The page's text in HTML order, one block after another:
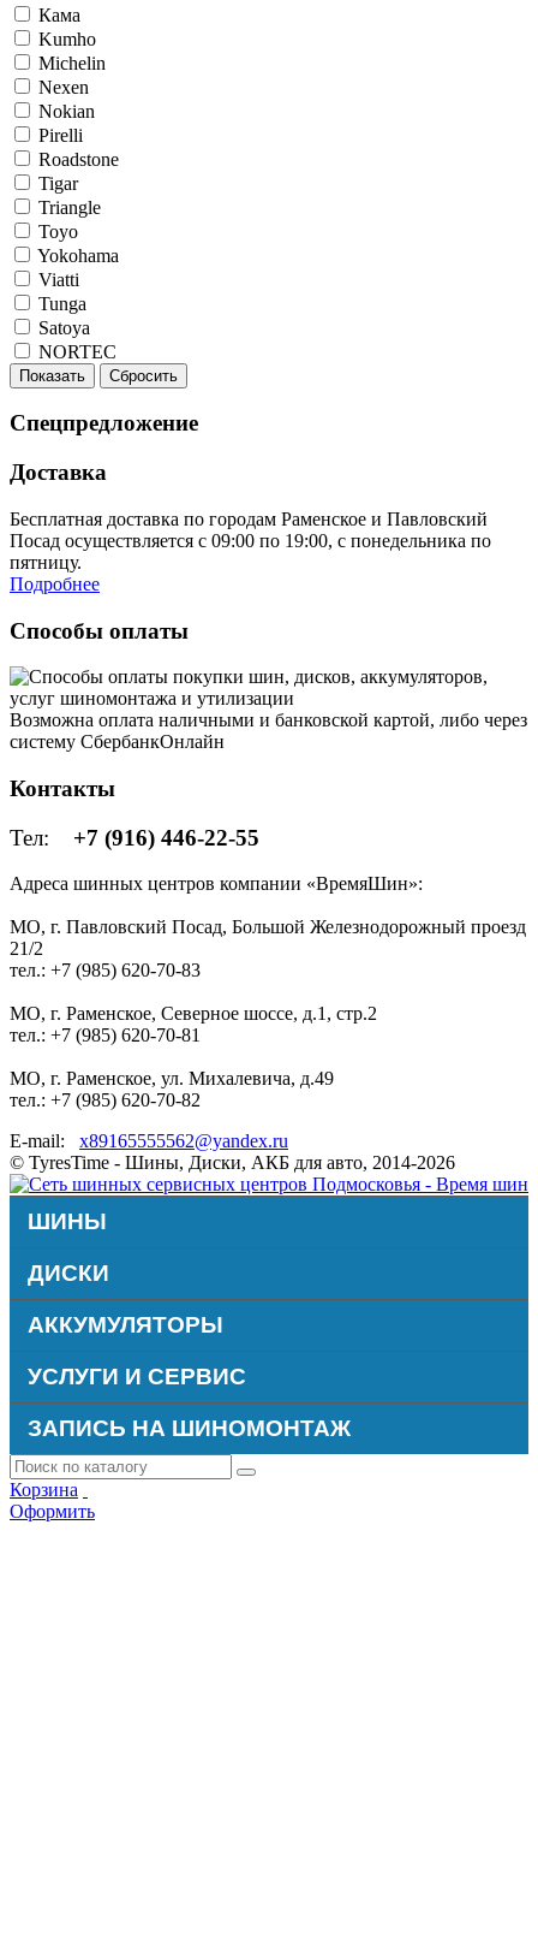
Кама
Kumho
Michelin
Nexen
Nokian
Pirelli
Roadstone
Tigar
Triangle
Toyo
Yokohama
Viatti
Tunga
Satoya
NORTEC
Показать Сбросить
Спецпредложение
Доставка
Бесплатная доставка по городам Раменское и Павловский
Посад осуществляется с 09:00 по 19:00, с понедельника по
пятницу.
Подробнее
Способы оплаты
Возможна оплата наличными и банковской картой, либо через
систему СбербанкОнлайн
Контакты
Тел: +7 (916) 446-22-55
Адреса шинных центров компании «ВремяШин»:
МО, г. Павловский Посад, Большой Железнодорожный проезд
21/2
тел.: +7 (985) 620-70-83
МО, г. Раменское, Северное шоссе, д.1, стр.2
тел.: +7 (985) 620-70-81
МО, г. Раменское, ул. Михалевича, д.49
тел.: +7 (985) 620-70-82
E-mail: x89165555562@yandex.ru
© TyresTime - Шины, Диски, АКБ для авто, 2014-2026
ШИНЫ
ДИСКИ
АККУМУЛЯТОРЫ
УСЛУГИ И СЕРВИС
ЗАПИСЬ НА ШИНОМОНТАЖ
Корзина
Оформить